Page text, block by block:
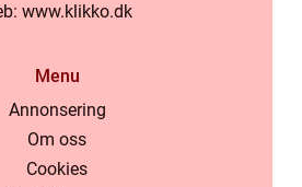
www.klikko.dk
Menu
Annonsering
Om oss
Cookies